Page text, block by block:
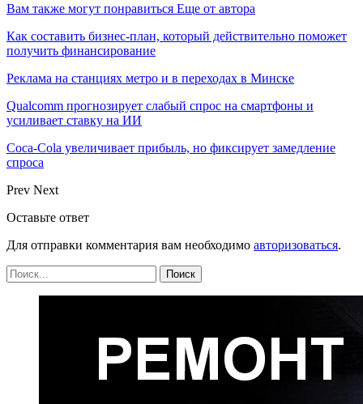
Вам также могут понравиться Еще от автора
Как составить бизнес-план, который действительно поможет
получить финансирование
Реклама на станциях метро и в переходах в Минске
Qualcomm прогнозирует слабый спрос на смартфоны и
усиливает ставку на ИИ
Coca-Cola увеличивает прибыль, но фиксирует замедление
спроса
Prev Next
Оставьте ответ
Для отправки комментария вам необходимо авторизоваться.